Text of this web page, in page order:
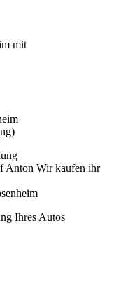
mit
Ihres Autos